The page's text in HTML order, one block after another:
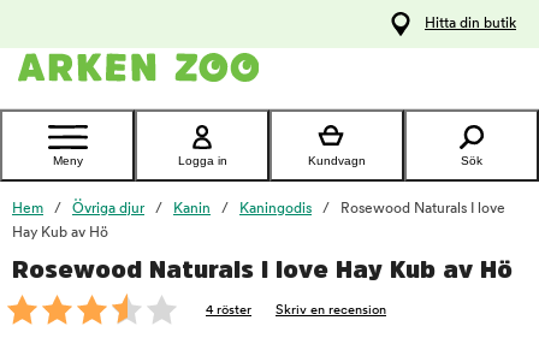
Kontakta
Hitta din butik
Meny Logga in Kundvagn Sök
Hem Övriga djur Kanin Kaningodis
Rosewood Naturals I love
Hay Kub av Hö
Rosewood Naturals I love Hay Kub av Hö
4 röster Skriv en recension
foo